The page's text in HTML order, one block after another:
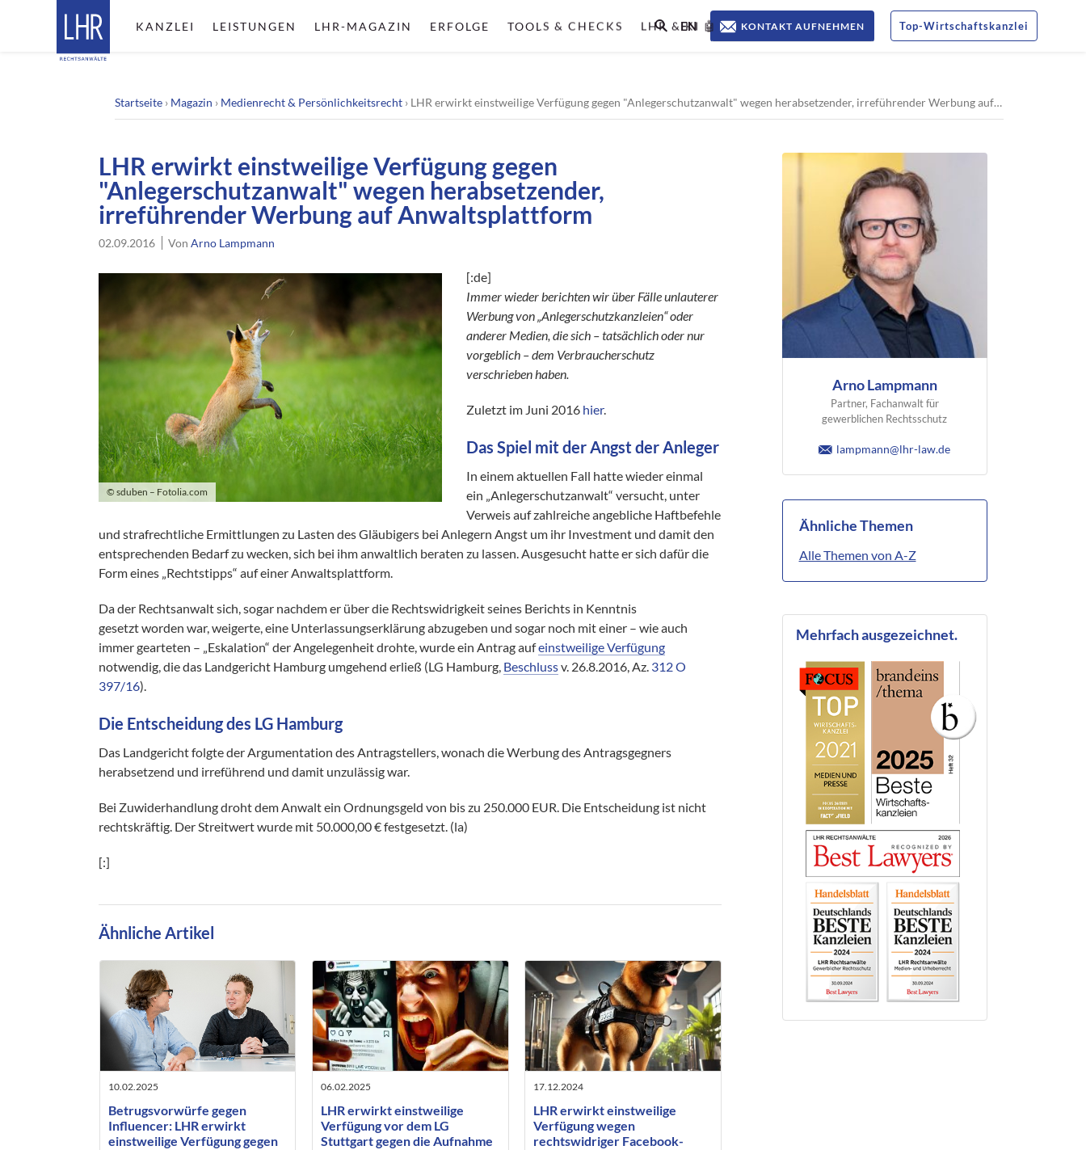
Top-Wirtschaftskanzlei
KONTAKT AUFNEHMEN
KANZLEI LEISTUNGEN LHR-MAGAZIN ERFOLGE TOOLS & CHECKS LHR & KI 🤖
EN
Startseite › Magazin › Medienrecht & Persönlichkeitsrecht › LHR erwirkt einstweilige Verfügung gegen "Anlegerschutzanwalt" wegen herabsetzender, irreführender Werbung auf Anwaltsplattform
LHR erwirkt einstweilige Verfügung gegen
"Anlegerschutzanwalt" wegen herabsetzender,
irreführender Werbung auf Anwaltsplattform
02.09.2016 VonArno Lampmann
© sduben – Fotolia.com
[:de]
Immer wieder berichten wir über Fälle unlauterer
Werbung von „Anlegerschutzkanzleien“ oder
anderer Medien, die sich – tatsächlich oder nur
vorgeblich – dem Verbraucherschutz
verschrieben haben.
Zuletzt im Juni 2016 hier.
Das Spiel mit der Angst der Anleger
In einem aktuellen Fall hatte wieder einmal
ein „Anlegerschutzanwalt“ versucht, unter
Verweis auf zahlreiche angebliche Haftbefehle
und strafrechtliche Ermittlungen zu Lasten des Gläubigers bei Anlegern Angst um ihr Investment und damit den
entsprechenden Bedarf zu wecken, sich bei ihm anwaltlich beraten zu lassen. Ausgesucht hatte er sich dafür die
Form eines „Rechtstipps“ auf einer Anwaltsplattform.
Da der Rechtsanwalt sich, sogar nachdem er über die Rechtswidrigkeit seines Berichts in Kenntnis
gesetzt worden war, weigerte, eine Unterlassungserklärung abzugeben und sogar noch mit einer – wie auch
immer gearteten – „Eskalation“ der Angelegenheit drohte, wurde ein Antrag aufeinstweilige Verfügung
notwendig, die das Landgericht Hamburg umgehend erließ (LG Hamburg, Beschlussv. 26.8.2016, Az. 312 O
397/16).
Die Entscheidung des LG Hamburg
Das Landgericht folgte der Argumentation des Antragstellers, wonach die Werbung des Antragsgegners
herabsetzend und irreführend und damit unzulässig war.
Bei Zuwiderhandlung droht dem Anwalt ein Ordnungsgeld von bis zu 250.000 EUR. Die Entscheidung ist nicht
rechtskräftig. Der Streitwert wurde mit 50.000,00 € festgesetzt. (la)
[:]
Ähnliche Artikel
10.02.2025
Betrugsvorwürfe gegen
Influencer: LHR erwirkt
einstweilige Verfügung gegen
06.02.2025
LHR erwirkt einstweilige
Verfügung vor dem LG
Stuttgart gegen die Aufnahme
17.12.2024
LHR erwirkt einstweilige
Verfügung wegen
rechtswidriger Facebook-
Arno Lampmann
Partner, Fachanwalt für
gewerblichen Rechtsschutz
lampmann@lhr-law.de
Ähnliche Themen
Alle Themen von A-Z
Mehrfach ausgezeichnet.